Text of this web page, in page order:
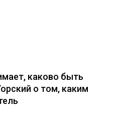
каково быть
о том, каким